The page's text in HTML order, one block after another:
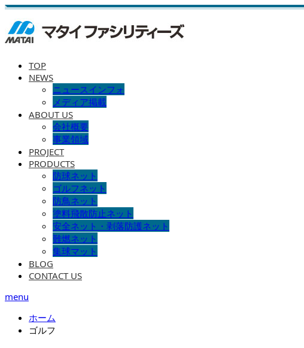
TOP
NEWS
ニュースインフォ
メディア掲載
ABOUT US
会社概要
事業領域
PROJECT
PRODUCTS
防球ネット
ゴルフネット
防鳥ネット
塗料飛散防止ネット
安全ネット・剥落防護ネット
難燃ネット
集球マット
BLOG
CONTACT US
menu
ホーム
ゴルフ